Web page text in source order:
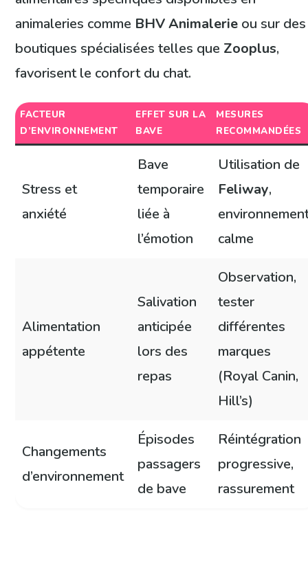
animaleries comme BHV Animalerie ou sur des
boutiques spécialisées telles que Zooplus,
favorisent le confort du chat.
FACTEUR
D’ENVIRONNEMENT
EFFET SUR LA
BAVE
MESURES
RECOMMANDÉES
Stress et
anxiété
Bave
temporaire
liée à
l’émotion
Utilisation de
Feliway,
calme
Alimentation
appétente
Salivation
anticipée
lors des
repas
Observation,
tester
différentes
marques
(Royal Canin,
Hill’s)
Changements
d’environnement
Épisodes
passagers
de bave
Réintégration
progressive,
rassurement